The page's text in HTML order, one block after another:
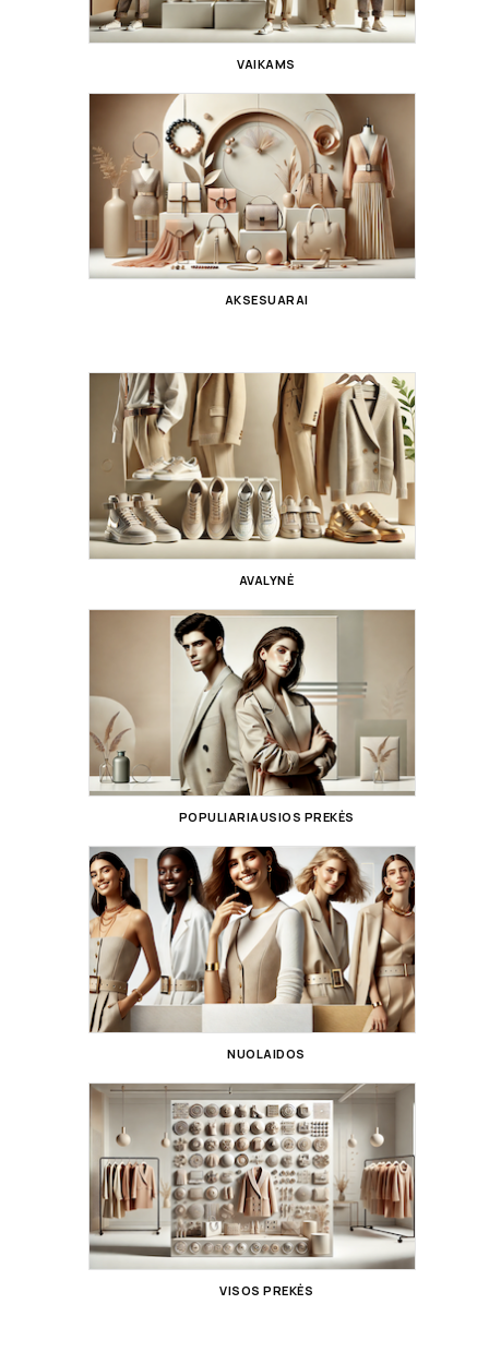
VAIKAMS
AKSESUARAI
AVALYNĖ
POPULIARIAUSIOS PREKĖS
NUOLAIDOS
VISOS PREKĖS